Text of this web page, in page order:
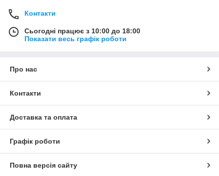
Контакти
Сьогодні працює з 10:00 до 18:00
Показати весь графік роботи
Про нас
Контакти
Доставка та оплата
Графік роботи
Повна версія сайту